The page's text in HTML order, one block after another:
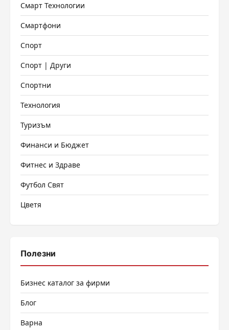
Смарт Технологии
Смартфони
Спорт
Спорт | Други
Спортни
Технология
Туризъм
Финанси и Бюджет
Фитнес и Здраве
Футбол Свят
Цветя
Полезни
Бизнес каталог за фирми
Блог
Варна